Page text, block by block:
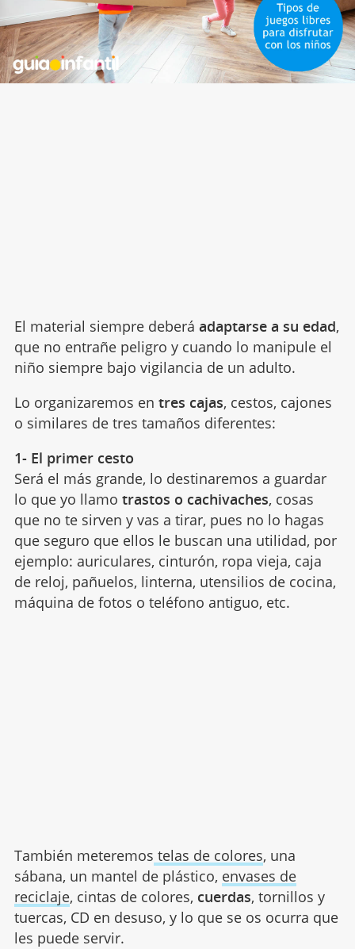
El material siempre deberá adaptarse a su edad,
que no entrañe peligro y cuando lo manipule el
niño siempre bajo vigilancia de un adulto.
Lo organizaremos en tres cajas, cestos, cajones
o similares de tres tamaños diferentes:
1- El primer cesto
Será el más grande, lo destinaremos a guardar
lo que yo llamo trastos o cachivaches, cosas
que no te sirven y vas a tirar, pues no lo hagas
que seguro que ellos le buscan una utilidad, por
ejemplo: auriculares, cinturón, ropa vieja, caja
de reloj, pañuelos, linterna, utensilios de cocina,
máquina de fotos o teléfono antiguo, etc.
También meteremos telas de colores, una
sábana, un mantel de plástico, envases de
reciclaje, cintas de colores, cuerdas, tornillos y
tuercas, CD en desuso, y lo que se os ocurra que
les puede servir.